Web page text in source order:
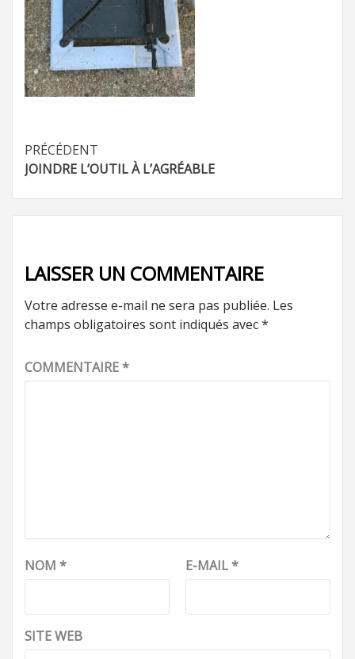
Navigation
d’article
PRÉCÉDENT
JOINDRE L’OUTIL À L’AGRÉABLE
LAISSER UN COMMENTAIRE
Votre adresse e-mail ne sera pas publiée. Les
champs obligatoires sont indiqués avec*
COMMENTAIRE*
NOM * E-MAIL*
SITE WEB